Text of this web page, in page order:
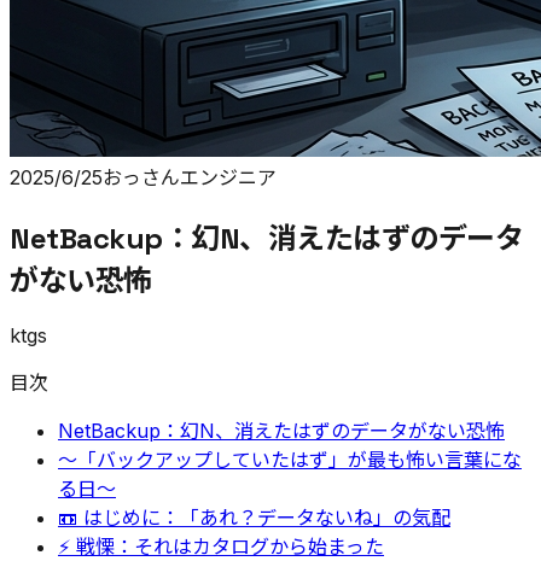
2025/6/25おっさんエンジニア
NetBackup：幻N、消えたはずのデータ
がない恐怖
ktgs
目次
NetBackup：幻N、消えたはずのデータがない恐怖
〜「バックアップしていたはず」が最も怖い言葉にな
る日〜
📼 はじめに：「あれ？データないね」の気配
⚡ 戦慄：それはカタログから始まった